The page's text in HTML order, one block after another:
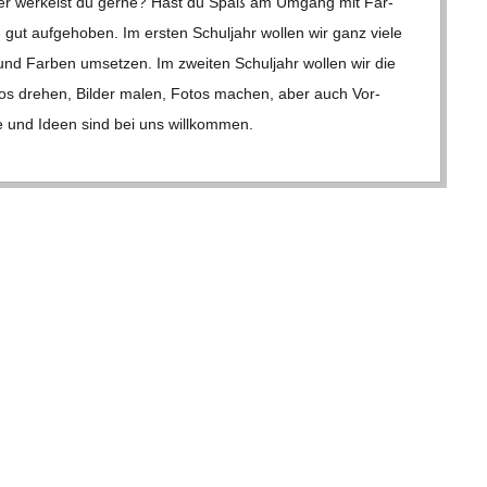
auf­ge­ho­ben. Im ers­ten Schul­jahr wol­len wir ganz viele
Far­ben umset­zen. Im zwei­ten Schul­jahr wol­len wir die
dre­hen, Bil­der malen, Fotos machen, aber auch Vor­
Ideen sind bei uns will­kom­men.